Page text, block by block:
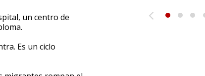
un centro de
Es un ciclo